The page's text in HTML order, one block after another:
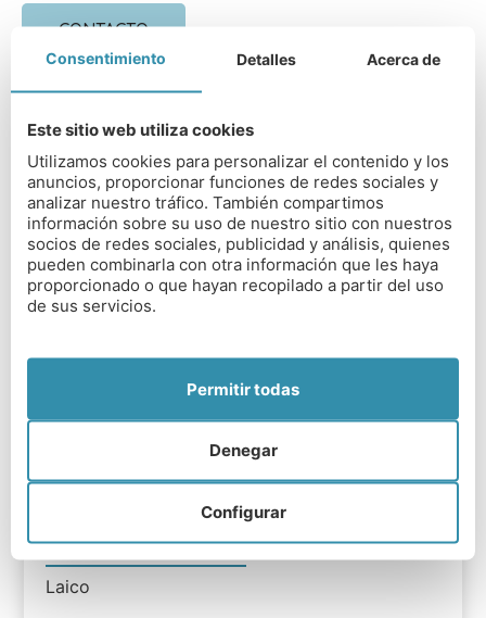
CONTACTO
TIPO DE COLEGIO
Mixto
RANGO EDAD
13 a 18 años
40 minutos en coche a Exeter Airport, 50
minutos en coche a Bristol Airport.
DISTANCIA DESDE LONDRES
Menos de 3 horas en tren
TRADICIÓN RELIGIOSA
Laico
Consentimiento Detalles Acerca de
Este sitio web utiliza cookies
Utilizamos cookies para personalizar el contenido y los
anuncios, proporcionar funciones de redes sociales y
analizar nuestro tráfico. También compartimos
información sobre su uso de nuestro sitio con nuestros
socios de redes sociales, publicidad y análisis, quienes
pueden combinarla con otra información que les haya
proporcionado o que hayan recopilado a partir del uso
de sus servicios.
Configurar
Denegar
Permitir todas